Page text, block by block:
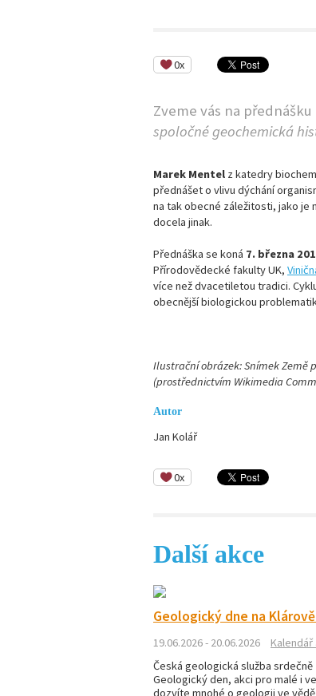
0x
Zveme vás na přednášku
spoločné geochemická
Marek Mentel z katedry
přednášet o vlivu dýchání
na tak obecné záležitosti, jako je
docela jinak.
Přednáška se koná 7. března
Přírodovědecké fakulty UK,
více než dvacetiletou tradici.
obecnější biologickou
Ilustrační obrázek: Snímek Země
(prostřednictvím Wikimedia
Autor
Jan Kolář
0x
Další akce
Geologický dne na
19.06.2026 - 20.06.2026
Kalendář
Česká geologická služba srdečně
Geologický den, akci pro malé i
dozvíte mnohé o geologii ve vědě